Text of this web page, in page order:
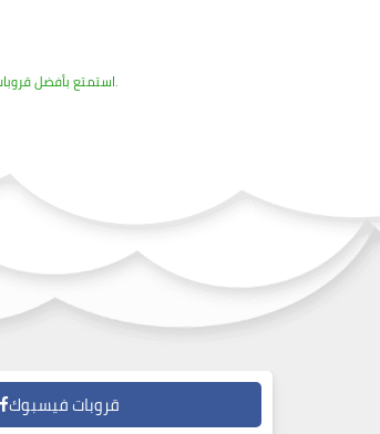
استمتع بأفضل قروبات واتس اب في جميع المجالات ، وتعارف مع بنات وشباب من كل الدول ، وشاهد وانشر ما تريد من الفديوهات المضحكة والمفيدة الموقع مليء بالقروبات الرائعة.
قروبات فيسبوك